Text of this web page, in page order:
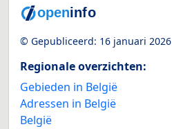
© Gepubliceerd: 16 januari 2026
Regionale overzichten:
Gebieden in België
Adressen in België
België